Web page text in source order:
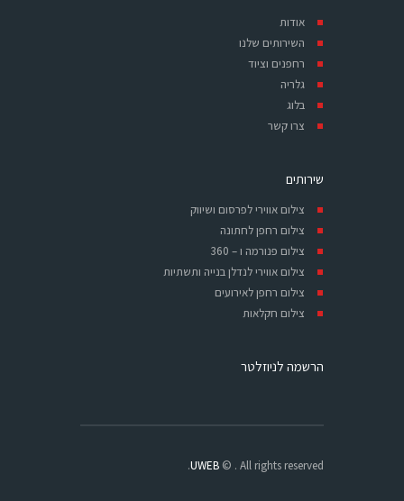
אודות
השירותים שלנו
רחפנים וציוד
גלריה
בלוג
צרו קשר
שירותים
צילום אווירי לפרסום ושיווק
צילום רחפן לחתונה
צילום פנורמה ו – 360
צילום אווירי לנדלן בנייה ותשתיות
צילום רחפן לאירועים
צילום חקלאות
הרשמה לניוזלטר
UWEB © . All rights reserved.